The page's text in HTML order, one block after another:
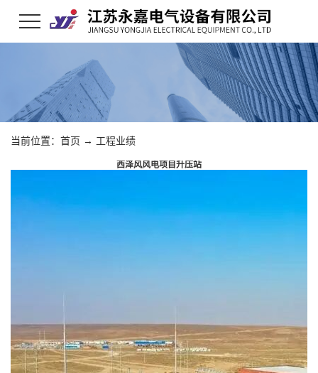
当前位置： 首页 → 工程业绩
西泽风风电项目升压站